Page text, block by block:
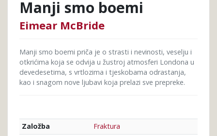
Manji smo boemi
Eimear McBride
Manji smo boemi priča je o strasti i nevinosti, veselju i
otkrićima koja se odvija u žustroj atmosferi Londona u
devedesetima, s vrtlozima i tjeskobama odrastanja,
kao i snagom nove ljubavi koja prelazi sve prepreke.
Založba
Fraktura